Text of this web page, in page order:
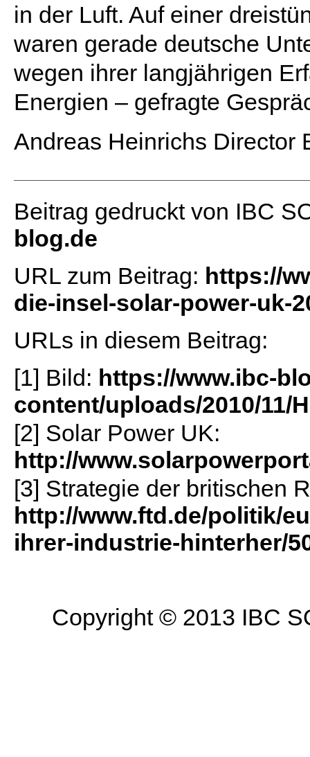
in der Luft. Auf einer
waren gerade deutsche
wegen ihrer langjährigen
Energien – gefragte
Andreas Heinrichs Director
Beitrag gedruckt von IBC
blog.de
URL zum Beitrag: https://
die-insel-solar-power-uk-
URLs in diesem Beitrag:
[1] Bild: https://www.ibc-
content/uploads/2010/11/
[2] Solar Power UK:
http://
[3] Strategie der britischen
http://www.ftd.de/politik/
ihrer-industrie-hinterher/
Copyright © 2013 IBC